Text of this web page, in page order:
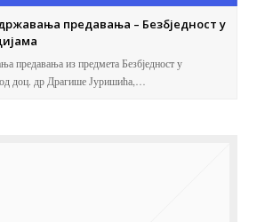
предавања – Безбједност у
предавања из предмета Безбједност у
доц. др Драгише Јуришића,…